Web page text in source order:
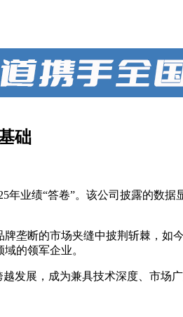
础
业绩“答卷”。该公司披露的数
垄断的市场夹缝中披荆斩棘，
的领军企业。
发展，成为兼具技术深度、市场